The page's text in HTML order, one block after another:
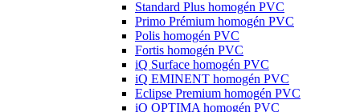
Standard Plus homogén PVC
Primo Prémium homogén PVC
Polis homogén PVC
Fortis homogén PVC
iQ Surface homogén PVC
iQ EMINENT homogén PVC
Eclipse Premium homogén PVC
iQ OPTIMA homogén PVC